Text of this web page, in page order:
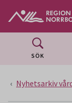
SÖK
Nyhetsarkiv